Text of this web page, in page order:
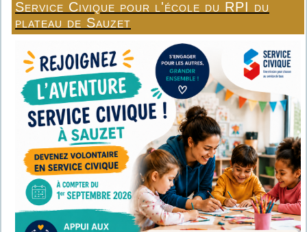
Service Civique pour l'école du RPI du
plateau de Sauzet